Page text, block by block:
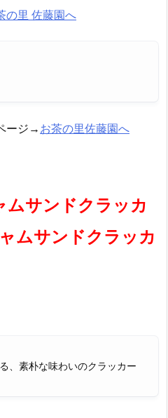
の里 佐藤園へ
ージ→ お茶の里佐藤園へ
ムサンドクラッカ
ムサンドクラッカ
、素朴な味わいのクラッカー